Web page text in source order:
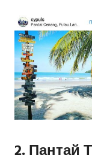
2. Пантай